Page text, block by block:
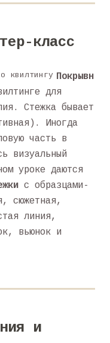
класс
Покрывн
для
Стежка бывает
Иногда
часть в
визуальный
уроке даются
с образцами-
сюжетная,
линия,
вьюнок и
и